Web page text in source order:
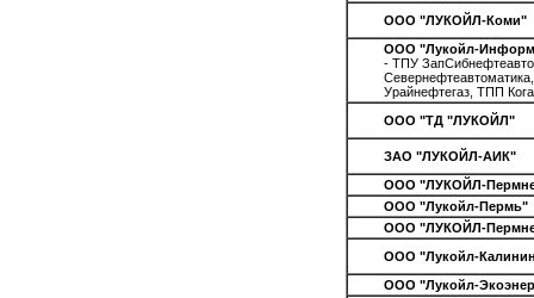
ООО "ЛУКОЙЛ-Коми"
ООО "Лукойл-
- ТПУ
Урайнефтегаз, ТПП
ООО "ТД "ЛУКОЙЛ"
ЗАО "ЛУКОЙЛ-АИК"
ООО "ЛУКОЙЛ-
ООО "Лукойл-Пермь"
ООО "ЛУКОЙЛ-
ООО "Лукойл-
ООО "Лукойл-